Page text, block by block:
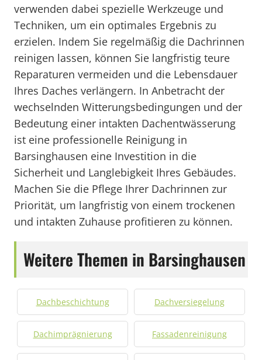
verwenden dabei spezielle Werkzeuge und
Techniken, um ein optimales Ergebnis zu
erzielen. Indem Sie regelmäßig die Dachrinnen
reinigen lassen, können Sie langfristig teure
Reparaturen vermeiden und die Lebensdauer
Ihres Daches verlängern. In Anbetracht der
wechselnden Witterungsbedingungen und der
Bedeutung einer intakten Dachentwässerung
ist eine professionelle Reinigung in
Barsinghausen eine Investition in die
Sicherheit und Langlebigkeit Ihres Gebäudes.
Machen Sie die Pflege Ihrer Dachrinnen zur
Priorität, um langfristig von einem trockenen
und intakten Zuhause profitieren zu können.
Weitere Themen in Barsinghausen
Dachbeschichtung Dachversiegelung
Dachimprägnierung Fassadenreinigung